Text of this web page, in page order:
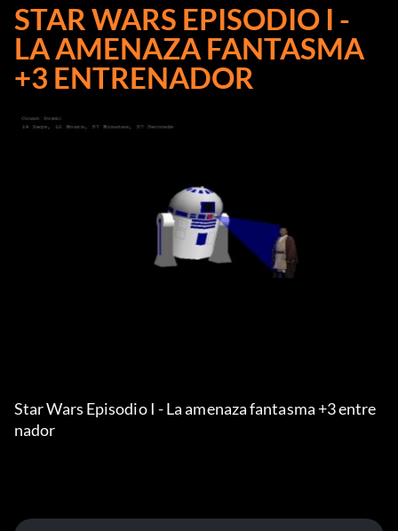
STAR WARS EPISODIO I -
LA AMENAZA FANTASMA
+3 ENTRENADOR
Star Wars Episodio I - La amenaza fantasma +3 entre
nador